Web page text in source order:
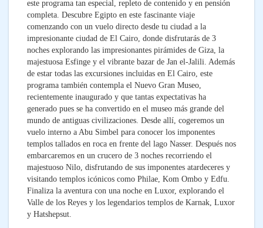
este programa tan especial, repleto de contenido y en pensión
completa. Descubre Egipto en este fascinante viaje
comenzando con un vuelo directo desde tu ciudad a la
impresionante ciudad de El Cairo, donde disfrutarás de 3
noches explorando las impresionantes pirámides de Giza, la
majestuosa Esfinge y el vibrante bazar de Jan el-Jalili. Además
de estar todas las excursiones incluidas en El Cairo, este
programa también contempla el Nuevo Gran Museo,
recientemente inaugurado y que tantas expectativas ha
generado pues se ha convertido en el museo más grande del
mundo de antiguas civilizaciones. Desde allí, cogeremos un
vuelo interno a Abu Simbel para conocer los imponentes
templos tallados en roca en frente del lago Nasser. Después nos
embarcaremos en un crucero de 3 noches recorriendo el
majestuoso Nilo, disfrutando de sus imponentes atardeceres y
visitando templos icónicos como Philae, Kom Ombo y Edfu.
Finaliza la aventura con una noche en Luxor, explorando el
Valle de los Reyes y los legendarios templos de Karnak, Luxor
y Hatshepsut.